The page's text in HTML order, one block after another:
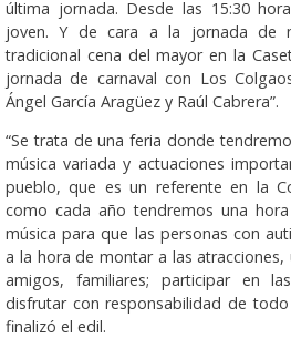
última jornada. Desde las 15:30
joven. Y de cara a la jornada de
tradicional cena del mayor en la
jornada de carnaval con Los
Ángel García Aragüez y Raúl Cabrera”.
“Se trata de una feria donde
música variada y actuaciones
pueblo, que es un referente en la
como cada año tendremos una
música para que las personas con
a la hora de montar a las
amigos, familiares; participar en
disfrutar con responsabilidad de
finalizó el edil.